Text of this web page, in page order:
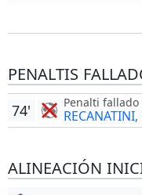
PENALTIS
Penalti fallado
74'
ALINEACIÓN